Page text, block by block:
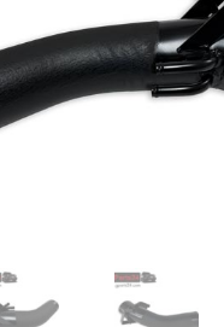
Trittbretter schwarz für